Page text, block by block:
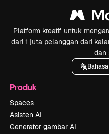
Platform kreatif untuk
dari 1 juta pelanggan dari
dan
Produk
Spaces
Asisten AI
Generator gambar AI